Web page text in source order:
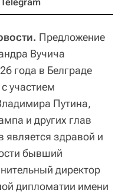
Предложение
Вучича
года в Белграде
участием
Путина,
и других глав
является здравой и
бывший
директор
дипломатии имени